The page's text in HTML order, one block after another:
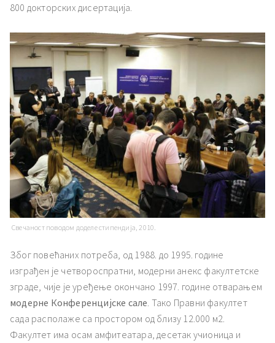
800 докторских дисертација.
Свечаност поводом доделе стипендија, 2010.
Због повећаних потреба, од 1988. до 1995. године
изграђен је четвороспратни, модерни анекс факултетске
зграде, чије је уређење окончано 1997. године отварањем
модерне Конференцијске сале . Тако Правни факултет
сада располаже са простором од близу 12.000 м2.
Факултет има осам амфитеатара, десетак учионица и